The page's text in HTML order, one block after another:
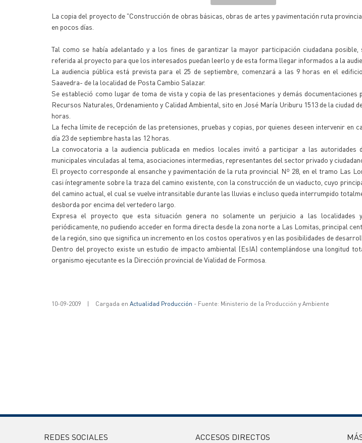
La copia del proyecto de "Construcción de obras básicas, obras de artes y pavimentación ruta
en pocos días.
Tal como se había adelantado y a los fines de garantizar la mayor participación ciudadana
referida al proyecto para que los interesados puedan leerlo y de esta forma llegar informados a la
La audiencia pública está prevista para el 25 de septiembre, comenzará a las 9 horas en el
Saavedra- de la localidad de Posta Cambio Salazar.
Se estableció como lugar de toma de vista y copia de las presentaciones y demás
Recursos Naturales, Ordenamiento y Calidad Ambiental, sito en José María Uriburu 1513 de la ciudad
horas.
La fecha límite de recepción de las pretensiones, pruebas y copias, por quienes deseen intervenir en
día 23 de septiembre hasta las 12 horas.
La convocatoria a la audiencia publicada en medios locales invitó a participar a las autoridades
municipales vinculadas al tema, asociaciones intermedias, representantes del sector privado y
El proyecto corresponde al ensanche y pavimentación de la ruta provincial Nº 28, en el tramo Las
casi íntegramente sobre la traza del camino existente, con la construcción de un viaducto, cuyo
del camino actual, el cual se vuelve intransitable durante las lluvias e incluso queda interrumpido
desborda por encima del vertedero largo.
Expresa el proyecto que esta situación genera no solamente un perjuicio a las localidades
periódicamente, no pudiendo acceder en forma directa desde la zona norte a Las Lomitas, principal
de la región, sino que significa un incremento en los costos operativos y en las posibilidades de
Dentro del proyecto existe un estudio de impacto ambiental (EsIA) contemplándose una longitud
organismo ejecutante es la Dirección provincial de Vialidad de Formosa.
10-09-2009 | Cargada en Actualidad Producción - Fuente: Ministerio de la Producción y Ambiente
REDES SOCIALES ACCESOS DIRECTOS